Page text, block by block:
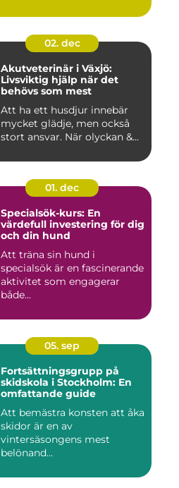
02. dec
Akutveterinär i Växjö:
Livsviktig hjälp när det
behövs som mest
Att ha ett husdjur innebär
mycket glädje, men också
stort ansvar. När olyckan &...
01. dec
Specialsök-kurs: En
värdefull investering för dig
och din hund
Att träna sin hund i
specialsök är en fascinerande
aktivitet som engagerar
både...
05. sep
Fortsättningsgrupp på
skidskola i Stockholm: En
omfattande guide
Att bemästra konsten att åka
skidor är en av
vintersäsongens mest
belönand...